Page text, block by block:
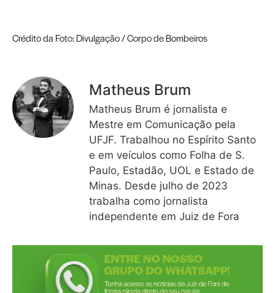
Crédito da Foto: Divulgação / Corpo de Bombeiros
Matheus Brum
Matheus Brum é jornalista e
Mestre em Comunicação pela
UFJF. Trabalhou no Espírito Santo
e em veículos como Folha de S.
Paulo, Estadão, UOL e Estado de
Minas. Desde julho de 2023
trabalha como jornalista
independente em Juiz de Fora